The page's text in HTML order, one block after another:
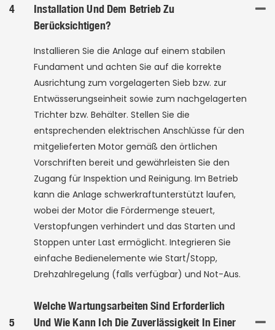
4
Installation Und Dem Betrieb Zu
Berücksichtigen?
Installieren Sie die Anlage auf einem stabilen
Fundament und achten Sie auf die korrekte
Ausrichtung zum vorgelagerten Sieb bzw. zur
Entwässerungseinheit sowie zum nachgelagerten
Trichter bzw. Behälter. Stellen Sie die
entsprechenden elektrischen Anschlüsse für den
mitgelieferten Motor gemäß den örtlichen
Vorschriften bereit und gewährleisten Sie den
Zugang für Inspektion und Reinigung. Im Betrieb
kann die Anlage schwerkraftunterstützt laufen,
wobei der Motor die Fördermenge steuert,
Verstopfungen verhindert und das Starten und
Stoppen unter Last ermöglicht. Integrieren Sie
einfache Bedienelemente wie Start/Stopp,
Drehzahlregelung (falls verfügbar) und Not-Aus.
5
Welche Wartungsarbeiten Sind Erforderlich
Und Wie Kann Ich Die Zuverlässigkeit In Einer